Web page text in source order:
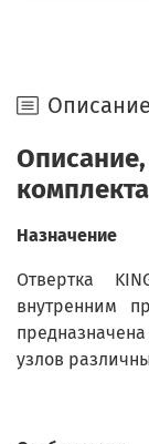
Описание
Описание,
Назначение
Отвертка
внутренним
узлов